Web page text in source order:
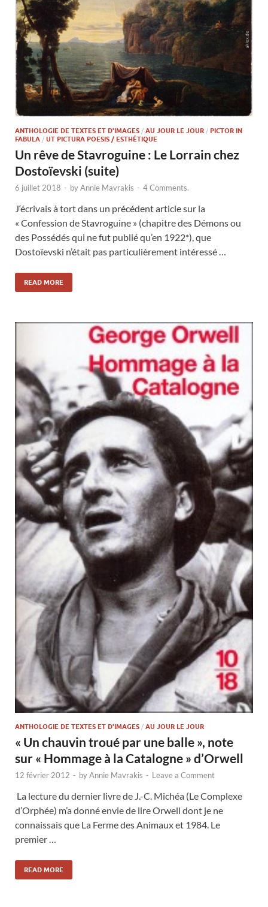
ANTHOLOGIE DE TEXTES ET D'IMAGES / AU JOUR LE JOUR / PICTOR IN
FABULA / UT PICTURA POESIS / ESTHÉTIQUE
Un rêve de Stavroguine : Le Lorrain chez
Dostoïevski (suite)
6 juillet 2018 - byAnnie Mavrakis - 4 Comments.
J‘écrivais à tort dans un précédent article sur la
« Confession de Stavroguine » (chapitre des Démons ou
des Possédés qui ne fut publié qu’en 1922*), que
Dostoïevski n’était pas particulièrement intéressé …
READ MORE
ANTHOLOGIE DE TEXTES ET D'IMAGES / AU JOUR LE JOUR
« Un chauvin troué par une balle », note
sur « Hommage à la Catalogne » d’Orwell
12 février 2012 - byAnnie Mavrakis - Leave a Comment
La lecture du dernier livre de J.-C. Michéa (Le Complexe
d’Orphée) m’a donné envie de lire Orwell dont je ne
connaissais que La Ferme des Animaux et 1984. Le
premier …
READ MORE